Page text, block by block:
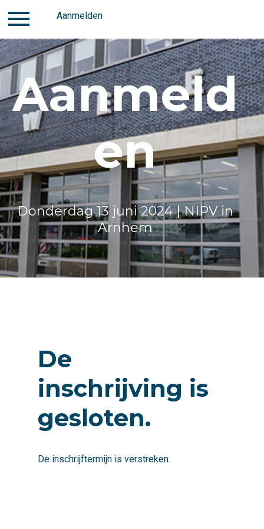
Inloggen
Aanmelden
Aanmeld
en
Donderdag 13 juni 2024 | NIPV in
Arnhem
De
inschrijving is
gesloten.
De inschrijftermijn is verstreken.